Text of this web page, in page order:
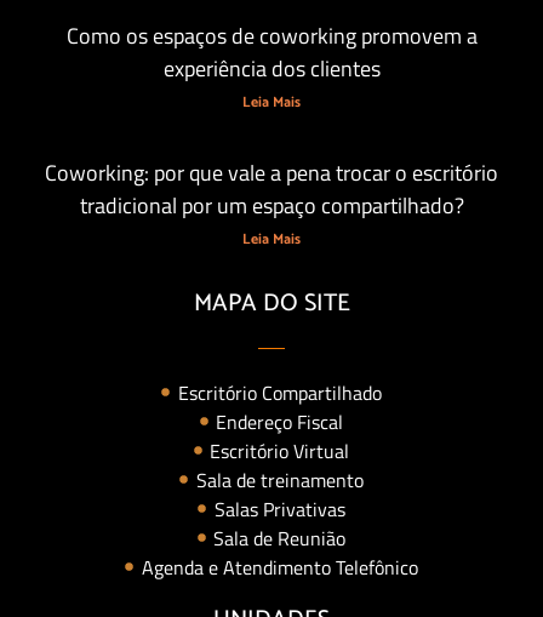
Como os espaços de coworking promovem a
experiência dos clientes
Leia Mais
Coworking: por que vale a pena trocar o escritório
tradicional por um espaço compartilhado?
Leia Mais
MAPA DO SITE
Escritório Compartilhado
Endereço Fiscal
Escritório Virtual
Sala de treinamento
Salas Privativas
Sala de Reunião
Agenda e Atendimento Telefônico